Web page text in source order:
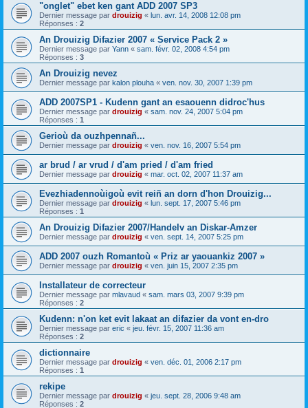
"onglet" ebet ken gant ADD 2007 SP3
Dernier message par drouizig « lun. avr. 14, 2008 12:08 pm
Réponses : 2
An Drouizig Difazier 2007 « Service Pack 2 »
Dernier message par Yann « sam. févr. 02, 2008 4:54 pm
Réponses : 3
An Drouizig nevez
Dernier message par kalon plouha « ven. nov. 30, 2007 1:39 pm
ADD 2007SP1 - Kudenn gant an esaouenn didroc'hus
Dernier message par drouizig « sam. nov. 24, 2007 5:04 pm
Réponses : 1
Gerioù da ouzhpennañ...
Dernier message par drouizig « ven. nov. 16, 2007 5:54 pm
ar brud / ar vrud / d'am pried / d'am fried
Dernier message par drouizig « mar. oct. 02, 2007 11:37 am
Evezhiadennoùigoù evit reiñ an dorn d'hon Drouizig...
Dernier message par drouizig « lun. sept. 17, 2007 5:46 pm
Réponses : 1
An Drouizig Difazier 2007/Handelv an Diskar-Amzer
Dernier message par drouizig « ven. sept. 14, 2007 5:25 pm
ADD 2007 ouzh Romantoù « Priz ar yaouankiz 2007 »
Dernier message par drouizig « ven. juin 15, 2007 2:35 pm
Installateur de correcteur
Dernier message par mlavaud « sam. mars 03, 2007 9:39 pm
Réponses : 2
Kudenn: n'on ket evit lakaat an difazier da vont en-dro
Dernier message par eric « jeu. févr. 15, 2007 11:36 am
Réponses : 2
dictionnaire
Dernier message par drouizig « ven. déc. 01, 2006 2:17 pm
Réponses : 1
rekipe
Dernier message par drouizig « jeu. sept. 28, 2006 9:48 am
Réponses : 2